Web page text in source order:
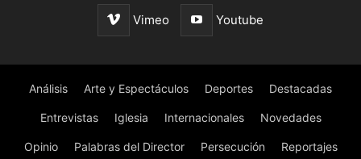
Vimeo Youtube
Análisis Arte y Espectáculos Deportes Destacadas
Entrevistas Iglesia Internacionales Novedades
Opinio Palabras del Director Persecución Reportajes